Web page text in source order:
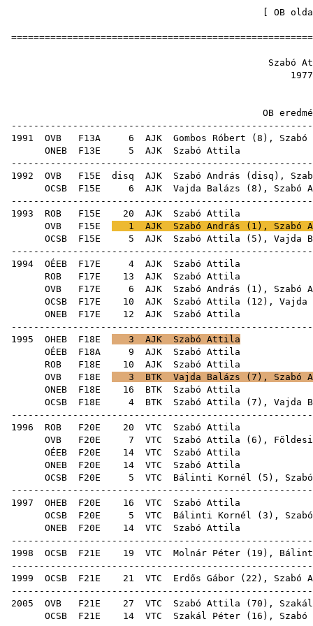
OB
OB
1991 OVB F13A 6 AJK Gombos Róbert ( 8 ),
ONEB F13E 5 AJK
1992 OVB F15E disq AJK Szabó András ( disq ),
OCSB F15E 6 AJK Vajda Balázs ( 8 ), Szabó
1993 ROB F15E 20 AJK
OVB F15E 1 AJK Szabó András ( 1 ), Szabó
OCSB F15E 5 AJK Szabó Attila ( 5 ), Vajda
1994 OÉEB F17E 4 AJK
ROB F17E 13 AJK
OVB F17E 6 AJK Szabó András ( 1 ), Szabó
OCSB F17E 10 AJK Szabó Attila ( 12 ), Vajda
ONEB F17E 12 AJK
1995 OHEB F18E 3 AJK Szabó Attila
OÉEB F18A 9 AJK
ROB F18E 10 AJK
OVB F18E 3 BTK Vajda Balázs ( 7 ), Szabó
ONEB F18E 16 BTK
OCSB F18E 4 BTK Szabó Attila ( 7 ), Vajda
1996 ROB F20E 20 VTC
OVB F20E 7 VTC Szabó Attila ( 6 ),
OÉEB F20E 14 VTC
ONEB F20E 14 VTC
OCSB F20E 5 VTC Bálinti Kornél ( 5 ),
1997 OHEB F20E 16 VTC
OCSB F20E 5 VTC Bálinti Kornél ( 3 ),
ONEB F20E 14 VTC
1998 OCSB F21E 19 VTC Molnár Péter ( 19 ),
1999 OCSB F21E 21 VTC Erdős Gábor ( 22 ), Szabó
2005 OVB F21E 27 VTC Szabó Attila ( 70 ),
OCSB F21E 14 VTC Szakál Péter ( 16 ), Szabó